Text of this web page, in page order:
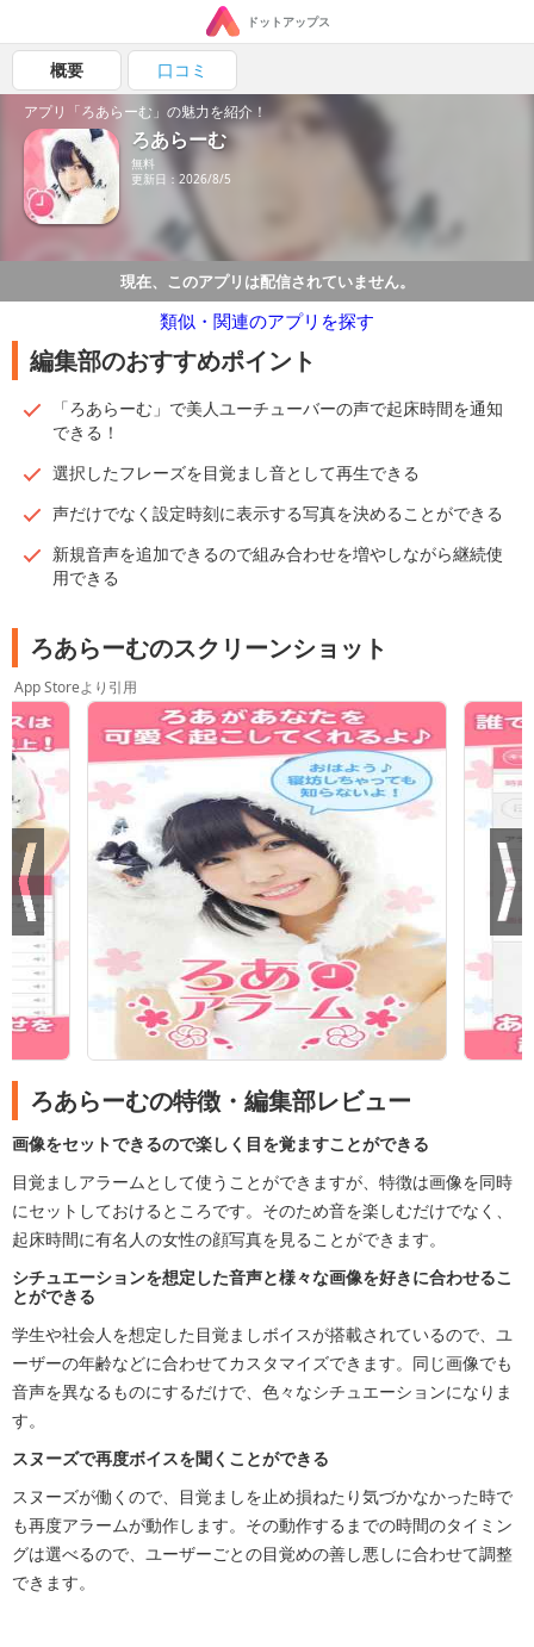
ドットアップス
概要 口コミ
アプリ「ろあらーむ」の魅力を紹介！
ろあらーむ
無料
更新日：2026/8/5
現在、このアプリは配信されていません。
類似・関連のアプリを探す
編集部のおすすめポイント
「ろあらーむ」で美人ユーチューバーの声で起床時間を通知
できる！
選択したフレーズを目覚まし音として再生できる
声だけでなく設定時刻に表示する写真を決めることができる
新規音声を追加できるので組み合わせを増やしながら継続使
用できる
ろあらーむのスクリーンショット
App Storeより引用
ろあらーむの特徴・編集部レビュー
画像をセットできるので楽しく目を覚ますことができる
目覚ましアラームとして使うことができますが、特徴は画像を同時
にセットしておけるところです。そのため音を楽しむだけでなく、
起床時間に有名人の女性の顔写真を見ることができます。
シチュエーションを想定した音声と様々な画像を好きに合わせるこ
とができる
学生や社会人を想定した目覚ましボイスが搭載されているので、ユ
ーザーの年齢などに合わせてカスタマイズできます。同じ画像でも
音声を異なるものにするだけで、色々なシチュエーションになりま
す。
スヌーズで再度ボイスを聞くことができる
スヌーズが働くので、目覚ましを止め損ねたり気づかなかった時で
も再度アラームが動作します。その動作するまでの時間のタイミン
グは選べるので、ユーザーごとの目覚めの善し悪しに合わせて調整
できます。